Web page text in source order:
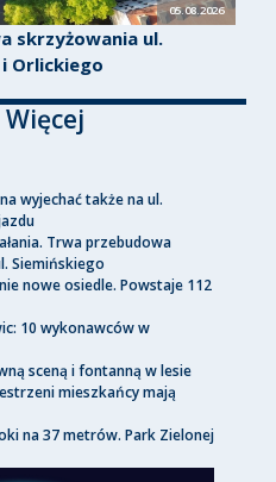
05.08.2026
skrzyżowania ul.
Orlickiego
Więcej
wyjechać także na ul.
Trwa przebudowa
Siemińskiego
nowe osiedle. Powstaje 112
10 wykonawców w
sceną i fontanną w lesie
mieszkańcy mają
na 37 metrów. Park Zielonej